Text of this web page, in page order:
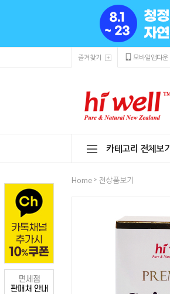
즐겨찾기 모바일앱다운
카테고리 전체보기
Home > 전상품보기